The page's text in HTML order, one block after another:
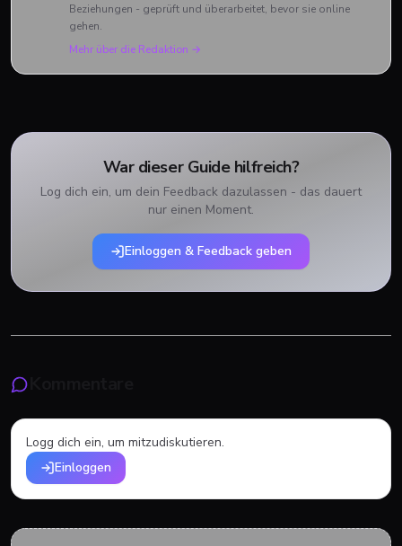
Beziehungen - geprüft und überarbeitet, bevor sie online
gehen.
Mehr über die Redaktion →
War dieser Guide hilfreich?
Log dich ein, um dein Feedback dazulassen - das dauert
nur einen Moment.
Einloggen & Feedback geben
Logg dich ein, um mitzudiskutieren.
Einloggen